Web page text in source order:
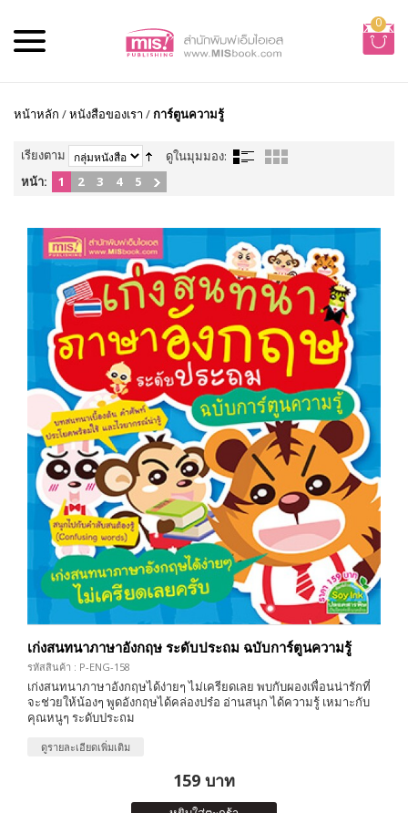
0
หน้าหลัก /หนังสือของเรา /การ์ตูนความรู้
เรียงตาม
ดูในมุมมอง:
หน้า:
1 2 3 4 5
เก่งสนทนาภาษาอังกฤษ ระดับประถม ฉบับการ์ตูนความรู้
รหัสสินค้า : P-ENG-158
เก่งสนทนาภาษาอังกฤษได้ง่ายๆ ไม่เครียดเลย พบกับผองเพื่อนน่ารักที่
จะช่วยให้น้องๆ พูดอังกฤษได้คล่องปร๋อ อ่านสนุก ได้ความรู้ เหมาะกับ
คุณหนูๆ ระดับประถม
ดูรายละเอียดเพิ่มเติม
159 บาท